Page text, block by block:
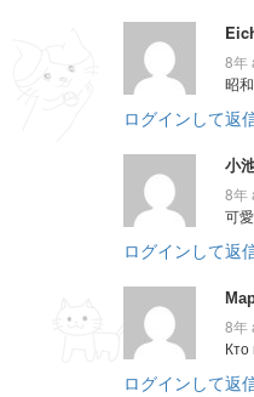
8年
昭
ログインして返
小
8年
可
ログインして返
8年
Кто
ログインして返